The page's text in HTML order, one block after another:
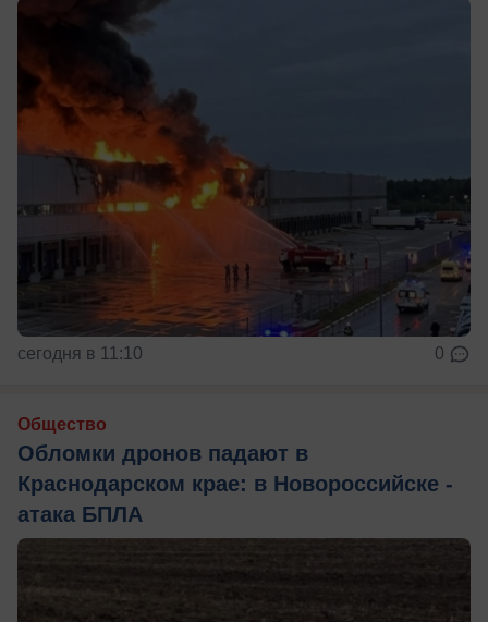
сегодня в 11:10 0
Общество
Обломки дронов падают в
Краснодарском крае: в Новороссийске -
атака БПЛА